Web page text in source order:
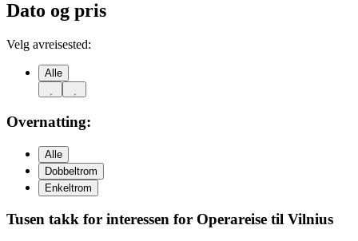
Dato og pris
Velg avreisested:
Alle
Overnatting:
Alle
Dobbeltrom
Enkeltrom
Tusen takk for interessen for Operareise til Vilnius